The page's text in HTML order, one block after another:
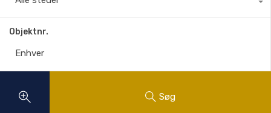
Objektnr.
Søg